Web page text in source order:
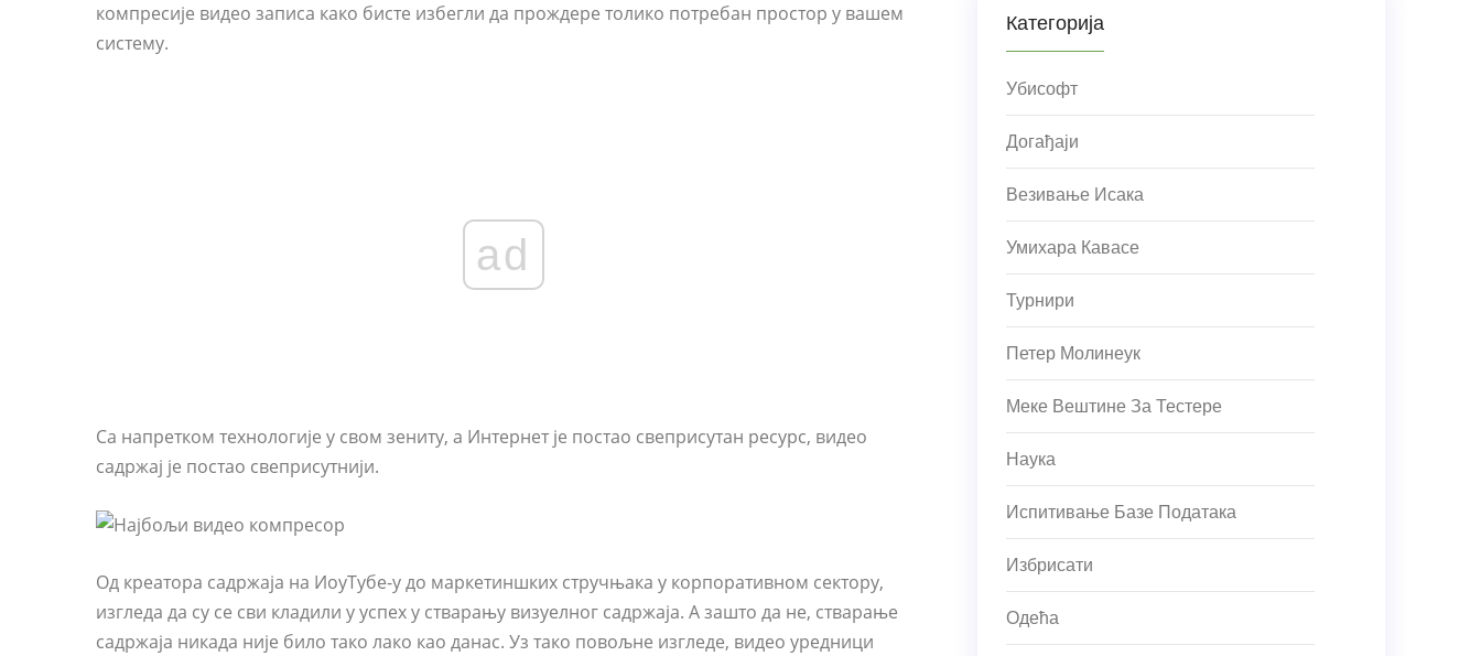
компресије видео записа како бисте избегли да прождере толико потребан простор у вашем
систему.
ad
Са напретком технологије у свом зениту, а Интернет је постао свеприсутан ресурс, видео
садржај је постао свеприсутнији.
Од креатора садржаја на ИоуТубе-у до маркетиншких стручњака у корпоративном сектору,
изгледа да су се сви кладили у успех у стварању визуелног садржаја. А зашто да не, стварање
садржаја никада није било тако лако као данас. Уз тако повољне изгледе, видео уредници
Категорија
Убисофт
Догађаји
Везивање Исака
Умихара Кавасе
Турнири
Петер Молинеук
Меке Вештине За Тестере
Наука
Испитивање Базе Података
Избрисати
Одећа